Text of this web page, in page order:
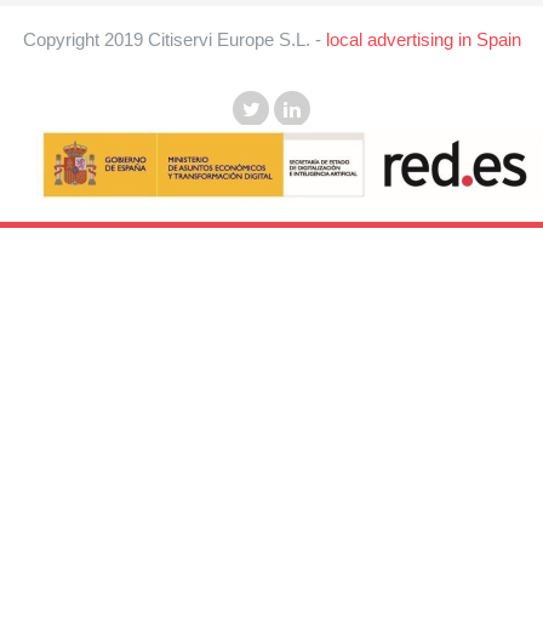
Copyright 2019 Citiservi Europe S.L. - local advertising in Spain